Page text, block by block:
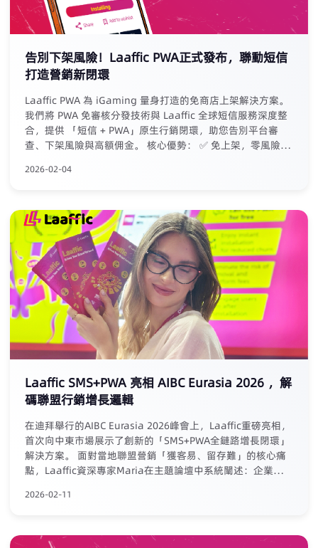
告別下架風險！Laaffic PWA正式發布，聯動短信
打造營銷新閉環
Laaffic PWA 為 iGaming 量身打造的免商店上架解決方案。
我們將 PWA 免審核分發技術與 Laaffic 全球短信服務深度整
合，提供 「短信 + PWA」原生行銷閉環，助您告別平台審
查、下架風險與高額佣金。 核心優勢： ✅ 免上架，零風險：
平台佣金，營收完整歸您 ✅ 閉環轉化：從短信觸達至 PWA
2026-02-04
Laaffic SMS+PWA 亮相 AIBC Eurasia 2026 ，解
碼聯盟行銷增長邏輯
在迪拜舉行的AIBC Eurasia 2026峰會上，Laaffic重磅亮相，
首次向中東市場展示了創新的「SMS+PWA全鏈路增長閉環」
解決方案。 面對當地聯盟營銷「獲客易、留存難」的核心痛
點，Laaffic資深專家Maria在主題論壇中系統闡述：企業必須
（LTV）的長期增長系統。為此，Laaffic提供了一套可落地的
免審核、零傭金的應用分發陣地，沉澱用戶資產。二者深度融
2026-02-11